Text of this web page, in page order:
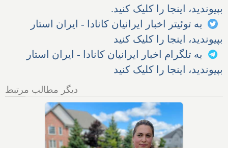
بپیوندید، اینجا را کلیک کنید.
به توئیتر اخبار ایرانیان کانادا - ایران استار
بپیوندید، اینجا را کلیک کنید
به تلگرام اخبار ایرانیان کانادا - ایران استار
بپیوندید، اینجا را کلیک کنید
دیگر مطالب مرتبط